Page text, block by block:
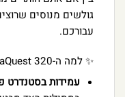
גולשים מנוסים
עבורכם.
✨ למה ה-AquaQuest 320 הוא הבחירה הנכונה?
עמידות בסטנדרט